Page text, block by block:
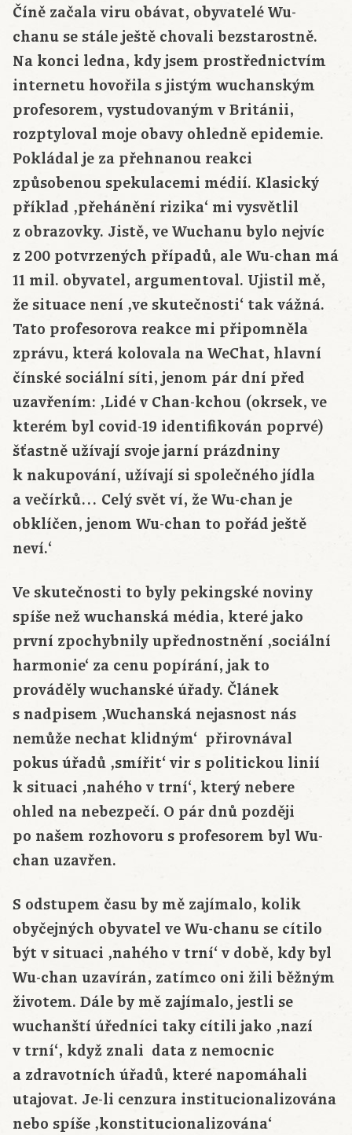
Číně začala viru obávat, obyvatelé Wu-
chanu se stále ještě chovali bezstarostně.
Na konci ledna, kdy jsem prostřednictvím
internetu hovořila s jistým wuchanským
profesorem, vystudovaným v Británii,
rozptyloval moje obavy ohledně epidemie.
Pokládal je za přehnanou reakci
způsobenou spekulacemi médií. Klasický
příklad ‚přehánění rizika‘ mi vysvětlil
z obrazovky. Jistě, ve Wuchanu bylo nejvíc
z 200 potvrzených případů, ale Wu-chan má
11 mil. obyvatel, argumentoval. Ujistil mě,
že situace není ‚ve skutečnosti‘ tak vážná.
Tato profesorova reakce mi připomněla
zprávu, která kolovala na WeChat, hlavní
čínské sociální síti, jenom pár dní před
uzavřením: ‚Lidé v Chan-kchou (okrsek, ve
kterém byl covid-19 identifikován poprvé)
šťastně užívají svoje jarní prázdniny
k nakupování, užívají si společného jídla
a večírků… Celý svět ví, že Wu-chan je
obklíčen, jenom Wu-chan to pořád ještě
neví.‘
Ve skutečnosti to byly pekingské noviny
spíše než wuchanská média, které jako
první zpochybnily upřednostnění ‚sociální
harmonie‘ za cenu popírání, jak to
prováděly wuchanské úřady. Článek
s nadpisem ‚Wuchanská nejasnost nás
nemůže nechat klidným‘ přirovnával
pokus úřadů ‚smířit‘ vir s politickou linií
k situaci ‚nahého v trní‘, který nebere
ohled na nebezpečí. O pár dnů později
po našem rozhovoru s profesorem byl Wu-
chan uzavřen.
S odstupem času by mě zajímalo, kolik
obyčejných obyvatel ve Wu-chanu se cítilo
být v situaci ‚nahého v trní‘ v době, kdy byl
Wu-chan uzavírán, zatímco oni žili běžným
životem. Dále by mě zajímalo, jestli se
wuchanští úředníci taky cítili jako ‚nazí
v trní‘, když znali data z nemocnic
a zdravotních úřadů, které napomáhali
utajovat. Je-li cenzura institucionalizována
nebo spíše ‚konstitucionalizována‘